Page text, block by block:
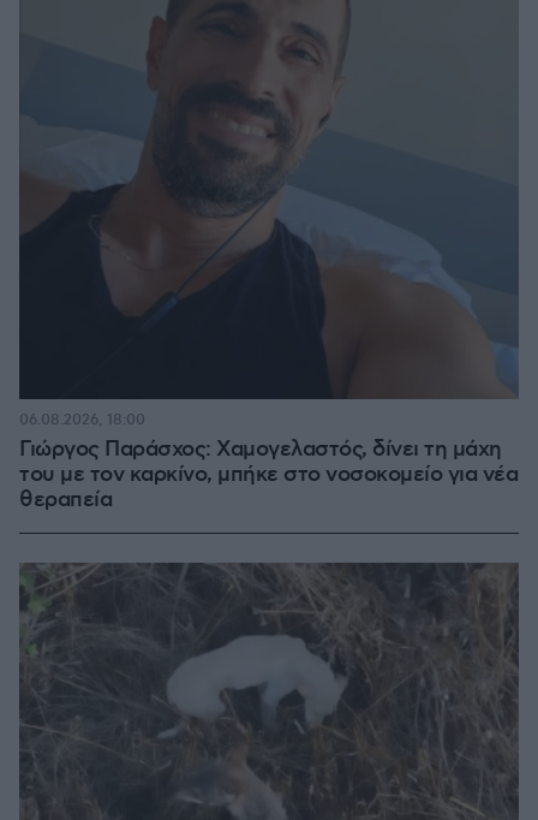
Γιώργος Παράσχος: Χαμογελαστός, δίνει τη μάχη
του με τον καρκίνο, μπήκε στο νοσοκομείο για νέα
θεραπεία
06.08.2026, 18:00